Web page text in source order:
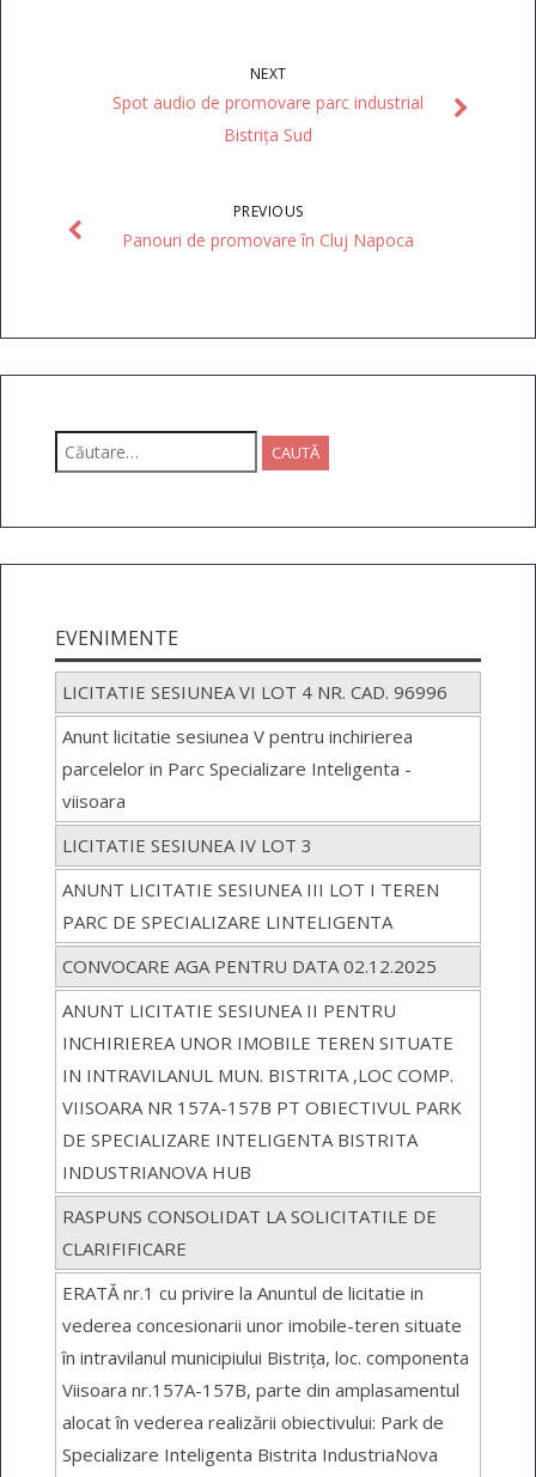
NEXT
Spot audio de promovare parc industrial
Bistrița Sud
PREVIOUS
Panouri de promovare în Cluj Napoca
Caută
după:
EVENIMENTE
LICITATIE SESIUNEA VI LOT 4 NR. CAD. 96996
Anunt licitatie sesiunea V pentru inchirierea
parcelelor in Parc Specializare Inteligenta -
viisoara
LICITATIE SESIUNEA IV LOT 3
ANUNT LICITATIE SESIUNEA III LOT I TEREN
PARC DE SPECIALIZARE LINTELIGENTA
CONVOCARE AGA PENTRU DATA 02.12.2025
ANUNT LICITATIE SESIUNEA II PENTRU
INCHIRIEREA UNOR IMOBILE TEREN SITUATE
IN INTRAVILANUL MUN. BISTRITA ,LOC COMP.
VIISOARA NR 157A-157B PT OBIECTIVUL PARK
DE SPECIALIZARE INTELIGENTA BISTRITA
INDUSTRIANOVA HUB
RASPUNS CONSOLIDAT LA SOLICITATILE DE
CLARIFIFICARE
ERATĂ nr.1 cu privire la Anuntul de licitatie in
vederea concesionarii unor imobile-teren situate
în intravilanul municipiului Bistrița, loc. componenta
Viisoara nr.157A-157B, parte din amplasamentul
alocat în vederea realizării obiectivului: Park de
Specializare Inteligenta Bistrita IndustriaNova